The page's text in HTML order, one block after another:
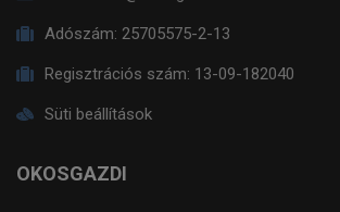
Adószám: 25705575-2-13
Regisztrációs szám: 13-09-182040
Süti beállítások
OKOSGAZDI